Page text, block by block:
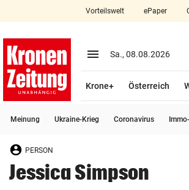
account_circle Anmelden
bookmark Merkliste
Vorteilswelt ePaper
menu Menü aufklappen
Sa., 08.08.2026
Krone+ Österreich
Meinung Ukraine-Krieg Coronavirus
PERSON
Jessica Simpson